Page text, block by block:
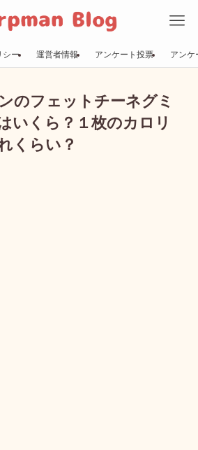
シー 運営者情報 アンケート投票 アンケ
のフェットチーネグミ
いくら？１枚のカロリ
くらい？